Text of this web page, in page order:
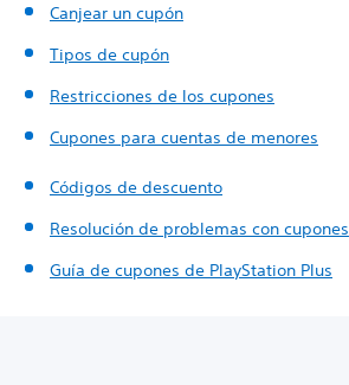
Canjear un cupón
Tipos de cupón
Restricciones de los cupones
Cupones para cuentas de menores
Códigos de descuento
Resolución de problemas con cupones
Guía de cupones de PlayStation Plus